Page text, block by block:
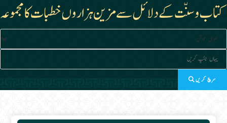
سرچ کریں